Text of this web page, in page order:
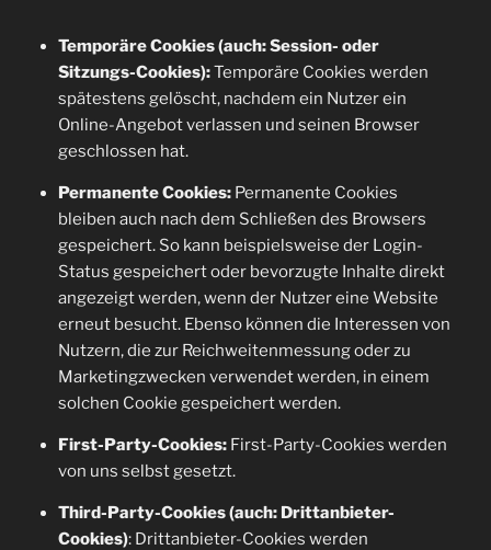
Temporäre Cookies (auch: Session- oder
Sitzungs-Cookies):Temporäre Cookies werden
spätestens gelöscht, nachdem ein Nutzer ein
Online-Angebot verlassen und seinen Browser
geschlossen hat.
Permanente Cookies:Permanente Cookies
bleiben auch nach dem Schließen des Browsers
gespeichert. So kann beispielsweise der Login-
Status gespeichert oder bevorzugte Inhalte direkt
angezeigt werden, wenn der Nutzer eine Website
erneut besucht. Ebenso können die Interessen von
Nutzern, die zur Reichweitenmessung oder zu
Marketingzwecken verwendet werden, in einem
solchen Cookie gespeichert werden.
First-Party-Cookies:First-Party-Cookies werden
von uns selbst gesetzt.
Third-Party-Cookies (auch: Drittanbieter-
Cookies): Drittanbieter-Cookies werden